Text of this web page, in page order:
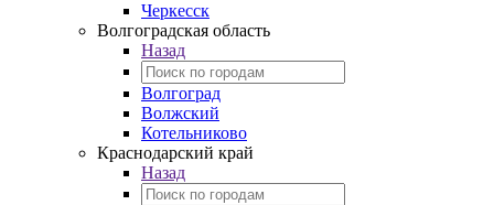
Черкесск
Волгоградская область
Назад
Волгоград
Волжский
Котельниково
Краснодарский край
Назад